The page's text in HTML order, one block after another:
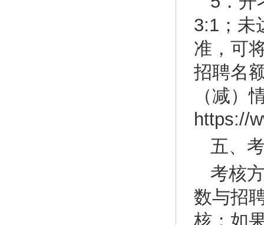
3:1；未
准，可
招聘名
（减）
https://
五、
考核
数与招
核；如